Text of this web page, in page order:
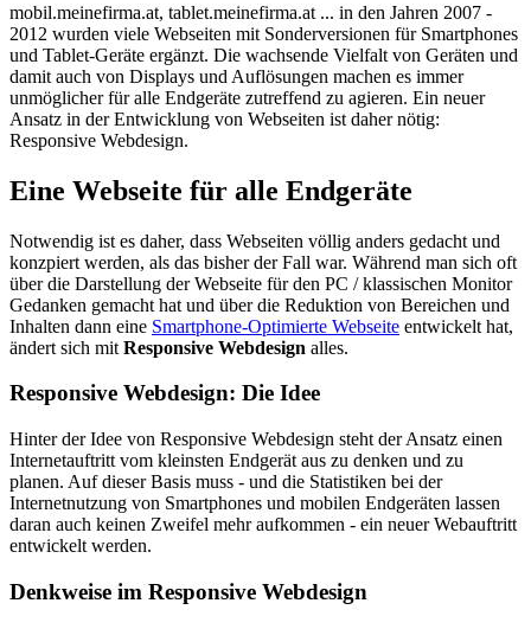
mobil.meinefirma.at, tablet.meinefirma.at ... in den Jahren 2007 -
2012 wurden viele Webseiten mit Sonderversionen für Smartphones
und Tablet-Geräte ergänzt. Die wachsende Vielfalt von Geräten und
damit auch von Displays und Auflösungen machen es immer
unmöglicher für alle Endgeräte zutreffend zu agieren. Ein neuer
Ansatz in der Entwicklung von Webseiten ist daher nötig:
Responsive Webdesign.
Eine Webseite für alle Endgeräte
Notwendig ist es daher, dass Webseiten völlig anders gedacht und
konzpiert werden, als das bisher der Fall war. Während man sich oft
über die Darstellung der Webseite für den PC / klassischen Monitor
Gedanken gemacht hat und über die Reduktion von Bereichen und
Inhalten dann eine Smartphone-Optimierte Webseite entwickelt hat,
ändert sich mit Responsive Webdesign alles.
Responsive Webdesign: Die Idee
Hinter der Idee von Responsive Webdesign steht der Ansatz einen
Internetauftritt vom kleinsten Endgerät aus zu denken und zu
planen. Auf dieser Basis muss - und die Statistiken bei der
Internetnutzung von Smartphones und mobilen Endgeräten lassen
daran auch keinen Zweifel mehr aufkommen - ein neuer Webauftritt
entwickelt werden.
Denkweise im Responsive Webdesign